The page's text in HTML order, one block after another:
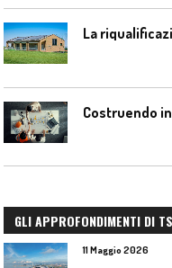
La
Costruendo
GLI APPROFONDIMENTI DI
11 Maggio 2026